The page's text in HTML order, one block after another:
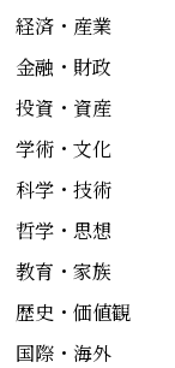
経済・産業
金融・財政
投資・資産
学術・文化
科学・技術
哲学・思想
教育・家族
歴史・価値観
国際・海外